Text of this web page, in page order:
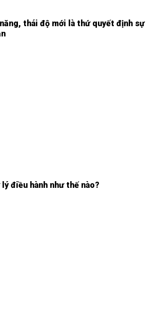
thái độ mới là thứ quyết định sự
điều hành như thế nào?